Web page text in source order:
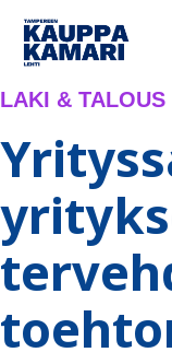
Siirry
sisältöön
LAKI & TALOUS